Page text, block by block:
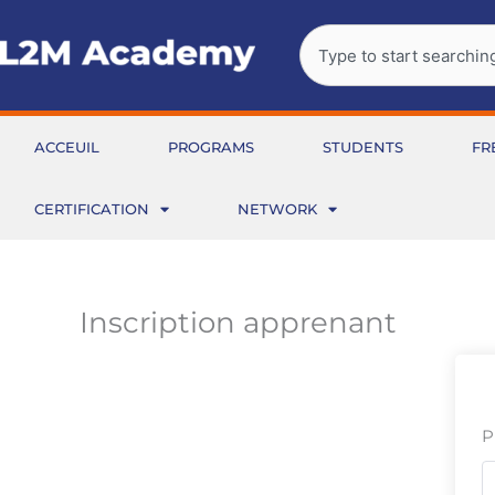
au
contenu
Rechercher
ACCEUIL PROGRAMS STUDENTS
CERTIFICATION NETWORK
Inscription apprenant